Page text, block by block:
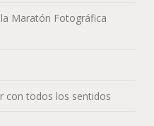
Maratón Fotográfica
con todos los sentidos